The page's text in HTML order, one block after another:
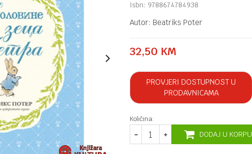
Isbn: 9788674784938
Autor: Beatriks Poter
32,50 KM
PROVJERI DOSTUPNOST U
PRODAVNICAMA
Količina:
DODAJ U KORPU